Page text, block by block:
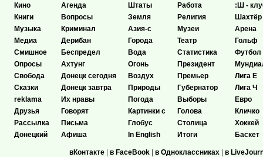
Кино
Книги
Музыка
Медиа
Смишное
Опросы
Свобода
Сказки
reklama
Друзья
Рассылка
Донецкий
Агенда
Вопросы
Криминал
Дерибан
Беспредел
Ахтунг
Донецк сегодня
Донецк завтра
Их нравы
Говорят
Письма
Афиша
Штаты
Земля
Азия-с
Города
Вода
Огонь
Воздух
Природы
Погода
Картинки с
Глобус
In English
Работа
Религия
Музеи
Театр
Статистика
Президент
Премьер
Губернатор
Выборы
Голова
Столица
Итоги
:Ш -
Шахтёр
Арена
Гольф
Футбол
Лига Е
Лига Ч
Евро
Кличко
Хоккей
Баскет
вКонтакте | в FaceBook | в Одноклассниках | в